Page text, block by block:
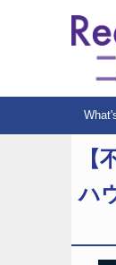
ハ